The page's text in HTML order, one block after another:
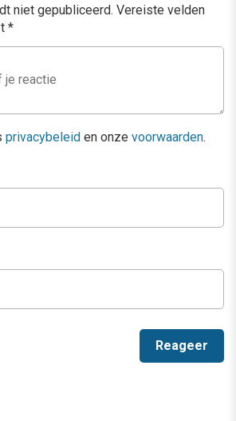
niet gepubliceerd. Vereiste velden
*
privacybeleid en onze voorwaarden.